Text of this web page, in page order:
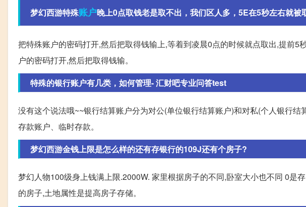
梦幻西游特殊账户晚上0点取钱老是取不出，我们区人多，5E在5秒左右就被
把特殊账户的密码打开,然后把取得钱输上,等着到凌晨0点的时候就点取出,提前5
户的密码打开,然后把取得钱输。
特殊的银行账户有几类，如何管理- 汇财吧专业问答test
没有这个说法哦~~银行结算账户分为对公(单位银行结算账户)和对私(个人银行
存款账户、临时存款。
梦幻西游金钱上限是怎么样的还有存银行的109J还有个房子?
梦幻人物100级身上钱满上限.2000W. 家里根据房子的不同,卧室大小也不同 0是
的房子,土地属性是提高房子存储。